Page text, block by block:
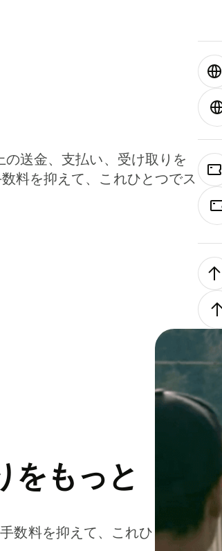
送金、支払い、受け取りを
料を抑えて、これひとつでス
をもっと
数料を抑えて、これひ